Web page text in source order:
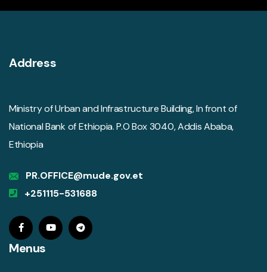
Address
Ministry of Urban and Infrastructure Building, In front of
National Bank of Ethiopia. P.O Box 3040, Addis Ababa,
Ethiopia
PR.OFFICE@mude.gov.et
+251115-531688
Menus